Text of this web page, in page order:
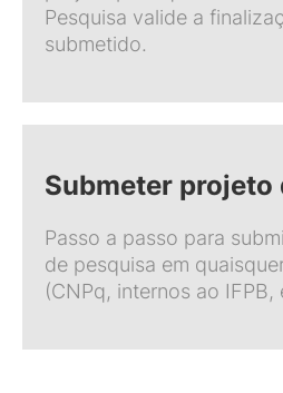
Pesquisa valide a
submetido.
Submeter projeto
Passo a passo para
de pesquisa em
(CNPq, internos ao IFPB,